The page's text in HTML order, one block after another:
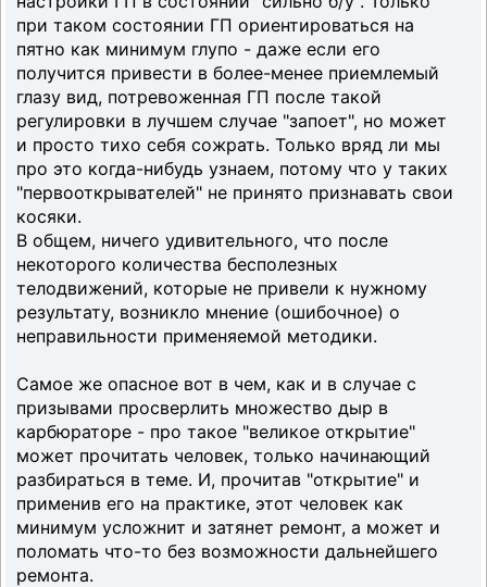
при таком состоянии ГП ориентироваться на
пятно как минимум глупо - даже если его
получится привести в более-менее приемлемый
глазу вид, потревоженная ГП после такой
регулировки в лучшем случае "запоет", но может
и просто тихо себя сожрать. Только вряд ли мы
про это когда-нибудь узнаем, потому что у таких
"первооткрывателей" не принято признавать свои
косяки.
В общем, ничего удивительного, что после
некоторого количества бесполезных
телодвижений, которые не привели к нужному
результату, возникло мнение (ошибочное) о
неправильности применяемой методики.
Самое же опасное вот в чем, как и в случае с
призывами просверлить множество дыр в
карбюраторе - про такое "великое открытие"
может прочитать человек, только начинающий
разбираться в теме. И, прочитав "открытие" и
применив его на практике, этот человек как
минимум усложнит и затянет ремонт, а может и
поломать что-то без возможности дальнейшего
ремонта.